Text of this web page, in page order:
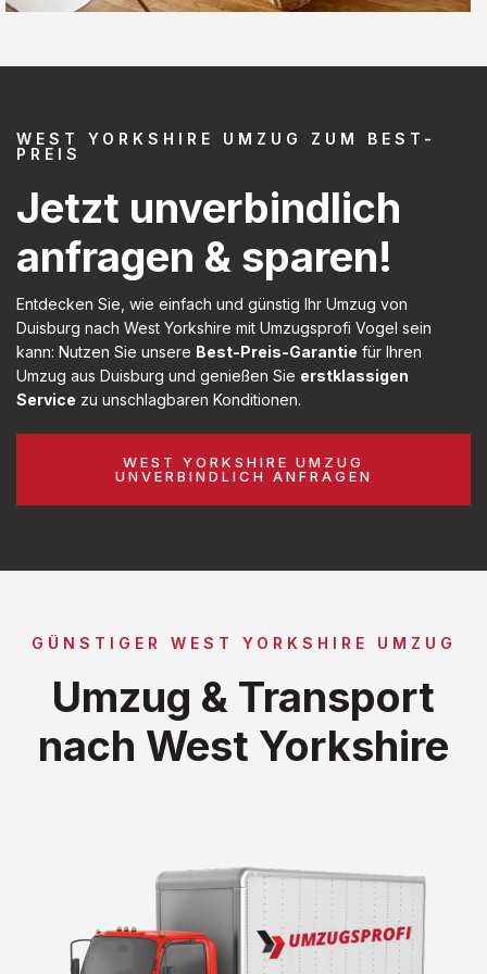
WEST YORKSHIRE UMZUG ZUM BEST-
PREIS
Jetzt unverbindlich
anfragen & sparen!
Entdecken Sie, wie einfach und günstig Ihr Umzug von
Duisburg nach West Yorkshire mit Umzugsprofi Vogel sein
kann: Nutzen Sie unsere Best-Preis-Garantie für Ihren
Umzug aus Duisburg und genießen Sie erstklassigen
Service zu unschlagbaren Konditionen.
WEST YORKSHIRE UMZUG
UNVERBINDLICH ANFRAGEN
GÜNSTIGER WEST YORKSHIRE UMZUG
Umzug & Transport
nach West Yorkshire